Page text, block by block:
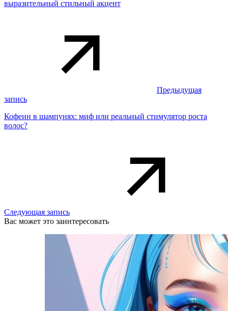
выразительный стильный акцент
Предыдущая
запись
Кофеин в шампунях: миф или реальный стимулятор роста
волос?
Следующая запись
Вас может это заинтересовать